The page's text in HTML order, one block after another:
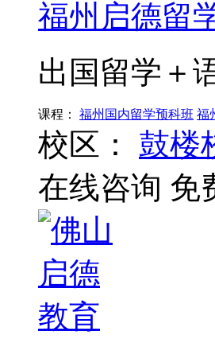
福州启德留
出国留学＋
课程： 福州国内留学预科班 福
校区： 鼓楼
在线咨询 免